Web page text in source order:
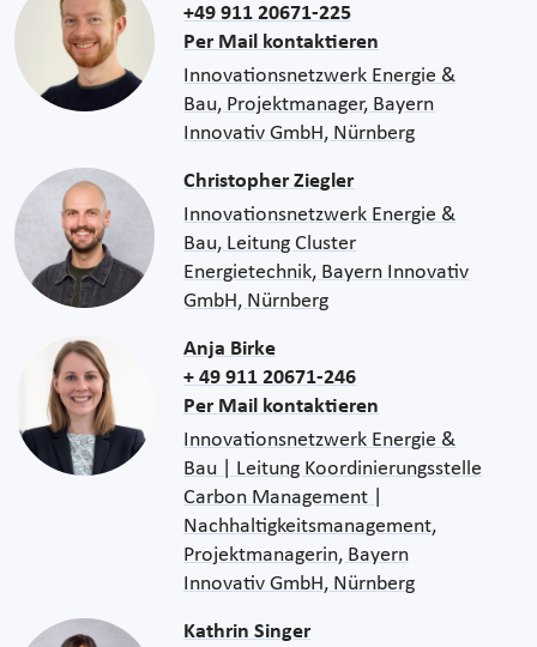
+49 911 20671-225
Per Mail kontaktieren
Innovationsnetzwerk Energie &
Bau, Projektmanager, Bayern
Innovativ GmbH, Nürnberg
Christopher Ziegler
Innovationsnetzwerk Energie &
Bau, Leitung Cluster
Energietechnik, Bayern Innovativ
GmbH, Nürnberg
Anja Birke
+ 49 911 20671-246
Per Mail kontaktieren
Innovationsnetzwerk Energie &
Bau | Leitung Koordinierungsstelle
Carbon Management |
Nachhaltigkeitsmanagement,
Projektmanagerin, Bayern
Innovativ GmbH, Nürnberg
Kathrin Singer